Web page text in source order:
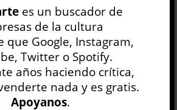
viene a mí el comienzo de
y ...
es un buscador de
de la cultura
que Google, Instagram,
Twitter o Spotify.
años haciendo crítica,
nada y es gratis.
Apoyanos.